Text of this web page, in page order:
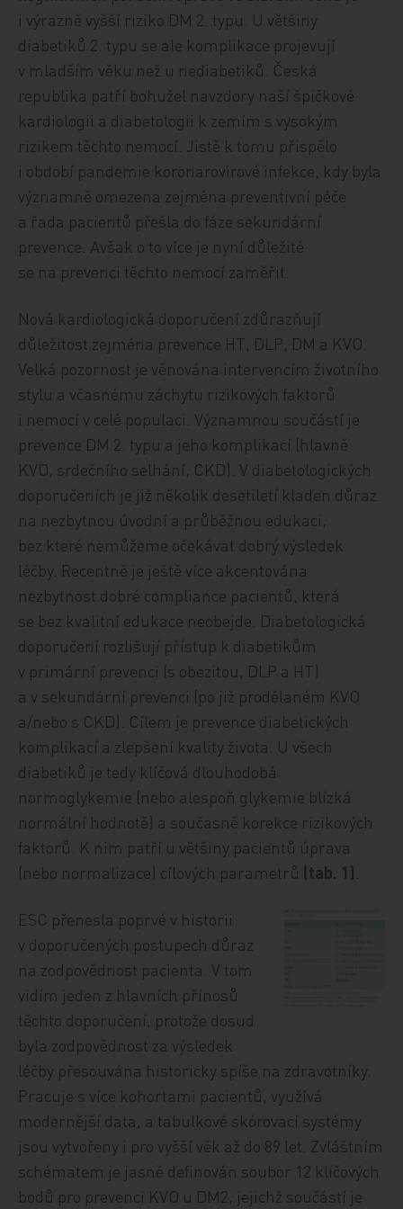
i výrazně vyšší riziko DM 2. typu. U většiny
diabetiků 2. typu se ale komplikace projevují
v mladším věku než u nediabetiků. Česká
republika patří bohužel navzdory naší špičkové
kardiologii a diabetologii k zemím s vysokým
rizikem těchto nemocí. Jistě k tomu přispělo
i období pandemie koronarovirové infekce, kdy byla
významně omezena zejména preventivní péče
a řada pacientů přešla do fáze sekundární
prevence. Avšak o to více je nyní důležité
se na prevenci těchto nemocí zaměřit.
Nová kardiologická doporučení zdůrazňují
důležitost zejména prevence HT, DLP, DM a KVO.
Velká pozornost je věnována intervencím životního
stylu a včasnému záchytu rizikových faktorů
i nemocí v celé populaci. Významnou součástí je
prevence DM 2. typu a jeho komplikací (hlavně
KVO, srdečního selhání, CKD). V diabetologických
doporučeních je již několik desetiletí kladen důraz
na nezbytnou úvodní a průběžnou edukaci,
bez které nemůžeme očekávat dobrý výsledek
léčby. Recentně je ještě více akcentována
nezbytnost dobré compliance pacientů, která
se bez kvalitní edukace neobejde. Diabetologická
doporučení rozlišují přístup k diabetikům
v primární prevenci (s obezitou, DLP a HT)
a v sekundární prevenci (po již prodělaném KVO
a/nebo s CKD). Cílem je prevence diabetických
komplikací a zlepšení kvality života. U všech
diabetiků je tedy klíčová dlouhodobá
normoglykemie (nebo alespoň glykemie blízká
normální hodnotě) a současně korekce rizikových
faktorů. K nim patří u většiny pacientů úprava
(nebo normalizace) cílových parametrů (tab. 1)
ESC přenesla poprvé v historii
v doporučených postupech důraz
na zodpovědnost pacienta. V tom
vidím jeden z hlavních přínosů
těchto doporučení, protože dosud
byla zodpovědnost za výsledek
léčby přesouvána historicky spíše na zdravotníky.
Pracuje s více kohortami pacientů, využívá
modernější data, a tabulkové skórovací systémy
jsou vytvořeny i pro vyšší věk až do 89 let. Zvláštním
schématem je jasně definován soubor 12 klíčových
bodů pro prevenci KVO u DM2, jejichž součástí je